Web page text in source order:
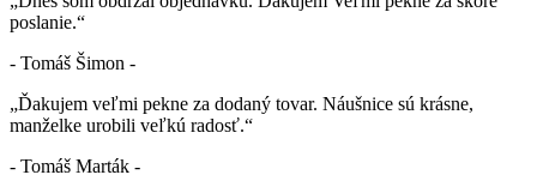
poslanie.“
- Tomáš Šimon -
„Ďakujem veľmi pekne za dodaný tovar. Náušnice sú krásne,
manželke urobili veľkú radosť.“
- Tomáš Marták -